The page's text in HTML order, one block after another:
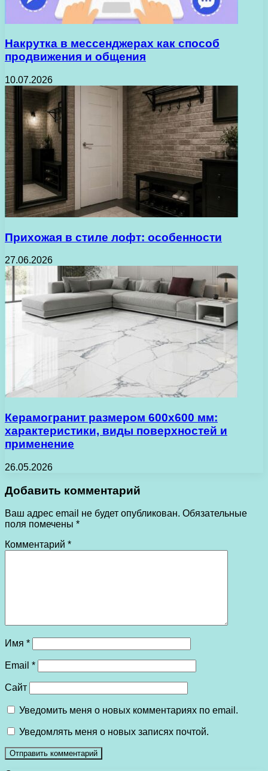
Накрутка в мессенджерах как способ
продвижения и общения
10.07.2026
Прихожая в стиле лофт: особенности
27.06.2026
Керамогранит размером 600х600 мм:
характеристики, виды поверхностей и
применение
26.05.2026
Добавить комментарий
Ваш адрес email не будет опубликован. Обязательные
поля помечены *
Комментарий *
Имя *
Email *
Сайт
Уведомить меня о новых комментариях по email.
Уведомлять меня о новых записях почтой.